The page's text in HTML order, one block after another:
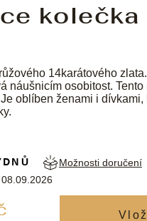
kolečka
14karátového
náušnicím osobitost.
oblíben ženami i
08.09.2026
Možnosti doručení